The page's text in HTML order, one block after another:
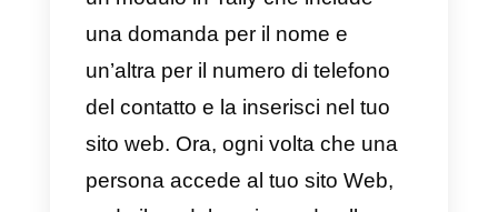
Con l’aiuto della connessione API
di Callbell, ogni volta che
qualcuno compila il file Tally,
generato automaticamente un